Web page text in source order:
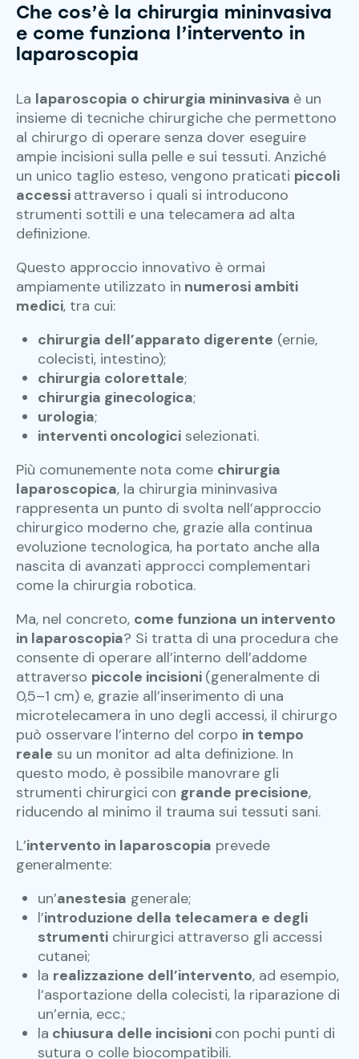
Che cos’è la chirurgia mininvasiva
e come funziona l’intervento in
laparoscopia
La laparoscopia o chirurgia mininvasiva è un
insieme di tecniche chirurgiche che permettono
al chirurgo di operare senza dover eseguire
ampie incisioni sulla pelle e sui tessuti. Anziché
un unico taglio esteso, vengono praticati piccoli
accessi attraverso i quali si introducono
strumenti sottili e una telecamera ad alta
definizione.
Questo approccio innovativo è ormai
ampiamente utilizzato in numerosi ambiti
medici, tra cui:
chirurgia dell’apparato digerente (ernie,
colecisti, intestino);
chirurgia colorettale;
chirurgia ginecologica;
urologia;
interventi oncologici selezionati.
Più comunemente nota come chirurgia
laparoscopica, la chirurgia mininvasiva
rappresenta un punto di svolta nell’approccio
chirurgico moderno che, grazie alla continua
evoluzione tecnologica, ha portato anche alla
nascita di avanzati approcci complementari
come la chirurgia robotica.
Ma, nel concreto, come funziona un intervento
in laparoscopia? Si tratta di una procedura che
consente di operare all’interno dell’addome
attraverso piccole incisioni (generalmente di
0,5–1 cm) e, grazie all’inserimento di una
microtelecamera in uno degli accessi, il chirurgo
può osservare l’interno del corpo in tempo
reale su un monitor ad alta definizione. In
questo modo, è possibile manovrare gli
strumenti chirurgici con grande precisione,
riducendo al minimo il trauma sui tessuti sani.
L’intervento in laparoscopia prevede
generalmente:
un’anestesia generale;
l’introduzione della telecamera e degli
strumenti chirurgici attraverso gli accessi
cutanei;
la realizzazione dell’intervento, ad esempio,
l’asportazione della colecisti, la riparazione di
un’ernia, ecc.;
la chiusura delle incisioni con pochi punti di
sutura o colle biocompatibili.